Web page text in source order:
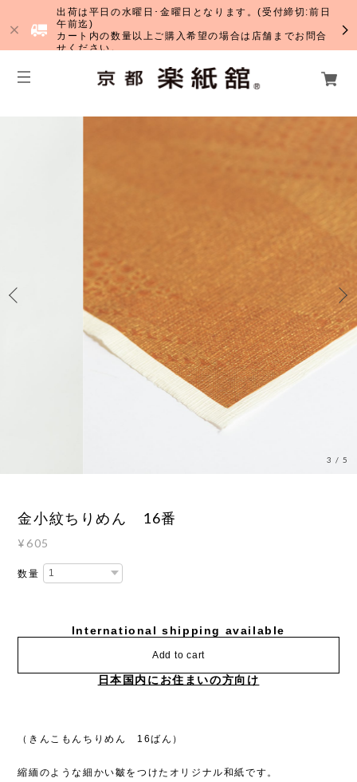
出荷は平日の水曜日･金曜日となります。(受付締切:前日
午前迄)
カート内の数量以上ご購入希望の場合は店舗までお問合
せください。
3 /5
金小紋ちりめん 16番
¥605
数量
International shipping available
Add to cart
日本国内にお住まいの方向け
（きんこもんちりめん 16ばん）
縮緬のような細かい皺をつけたオリジナル和紙です。